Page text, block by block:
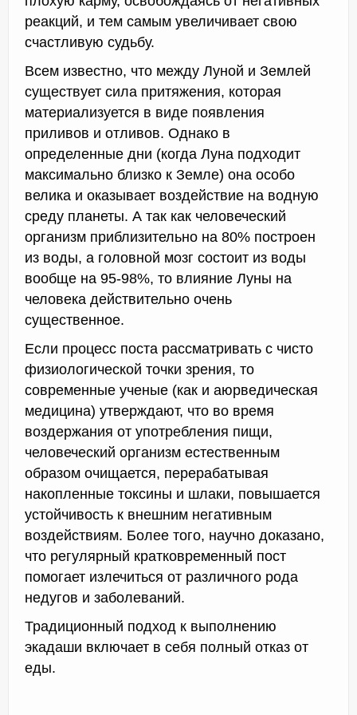
реакций, и тем самым увеличивает свою
счастливую судьбу.
Всем известно, что между Луной и Землей
существует сила притяжения, которая
материализуется в виде появления
приливов и отливов. Однако в
определенные дни (когда Луна подходит
максимально близко к Земле) она особо
велика и оказывает воздействие на водную
среду планеты. А так как человеческий
организм приблизительно на 80% построен
из воды, а головной мозг состоит из воды
вообще на 95-98%, то влияние Луны на
человека действительно очень
существенное.
Если процесс поста рассматривать с чисто
физиологической точки зрения, то
современные ученые (как и аюрведическая
медицина) утверждают, что во время
воздержания от употребления пищи,
человеческий организм естественным
образом очищается, перерабатывая
накопленные токсины и шлаки, повышается
устойчивость к внешним негативным
воздействиям. Более того, научно доказано,
что регулярный кратковременный пост
помогает излечиться от различного рода
недугов и заболеваний.
Традиционный подход к выполнению
экадаши включает в себя полный отказ от
еды.